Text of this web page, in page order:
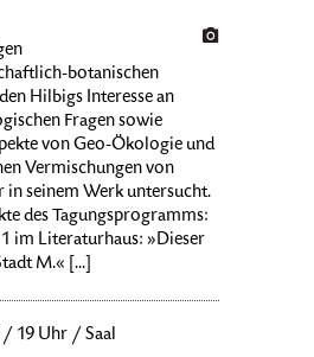
botanischen
Hilbigs Interesse an
Fragen sowie
von Geo-Ökologie und
Vermischungen von
in seinem Werk untersucht.
des Tagungsprogramms:
1 im Literaturhaus: »Dieser
M.« [...]
/ 19 Uhr / Saal